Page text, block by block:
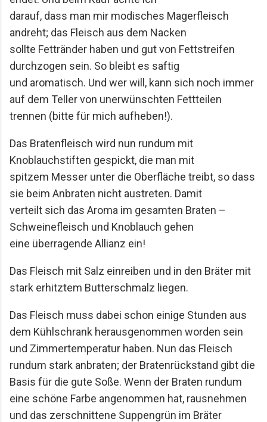
darauf, dass man mir modisches Magerfleisch
andreht; das Fleisch aus dem Nacken
sollte Fettränder haben und gut von Fettstreifen
durchzogen sein. So bleibt es saftig
und aromatisch. Und wer will, kann sich noch immer
auf dem Teller von unerwünschten Fettteilen
trennen (bitte für mich aufheben!).
Das Bratenfleisch wird nun rundum mit
Knoblauchstiften gespickt, die man mit
spitzem Messer unter die Oberfläche treibt, so dass
sie beim Anbraten nicht austreten. Damit
verteilt sich das Aroma im gesamten Braten –
Schweinefleisch und Knoblauch gehen
eine überragende Allianz ein!
Das Fleisch mit Salz einreiben und in den Bräter mit
stark erhitztem Butterschmalz liegen.
Das Fleisch muss dabei schon einige Stunden aus
dem Kühlschrank herausgenommen worden sein
und Zimmertemperatur haben. Nun das Fleisch
rundum stark anbraten; der Bratenrückstand gibt die
Basis für die gute Soße. Wenn der Braten rundum
eine schöne Farbe angenommen hat, rausnehmen
und das zerschnittene Suppengrün im Bräter